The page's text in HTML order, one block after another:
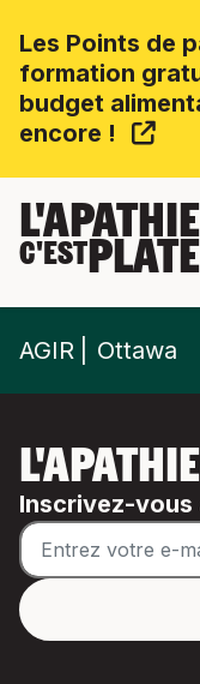
Les Points de
formation
budget
encore !
L'APATHIE
C'ESTPLATE
AGIR Ottawa
L'APATHIE
Inscrivez-